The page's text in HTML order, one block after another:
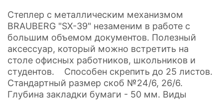
Cтеплер с металлическим механизмом
BRAUBERG "SX-39" незаменим в работе с
большим объемом документов. Полезный
аксессуар, который можно встретить на
столе офисных работников, школьников и
студентов. Способен скрепить до 25 листов.
Стандартный размер скоб №24/6, 26/6.
Глубина закладки бумаги - 50 мм. Виды